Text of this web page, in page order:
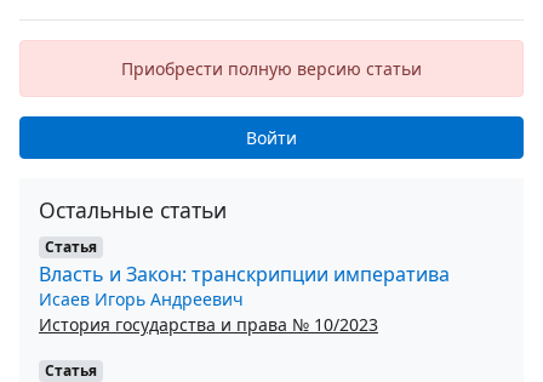
Приобрести полную версию статьи
Войти
Остальные статьи
Статья
Власть и Закон: транскрипции императива
Исаев Игорь Андреевич
История государства и права № 10/2023
Статья